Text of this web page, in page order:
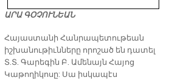
ԱՐԱ ԳՕՉՈՒՆԵԱՆ
​Հայաստանի Հանրապետութեան
իշխանութիւնները որոշած են դատել
Տ.Տ. Գարեգին Բ. Ամենայն Հայոց
Կաթողիկոսը: Սա իսկապէս